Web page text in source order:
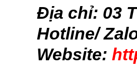
Địa chỉ: 03
Hotline/
Website: